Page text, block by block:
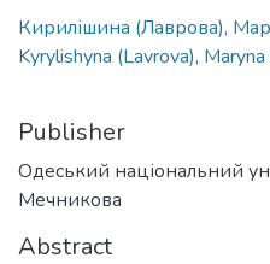
Кирилішина (Лаврова),
Kyrylishyna (Lavrova), Maryna
Publisher
Одеський національний
Мечникова
Abstract